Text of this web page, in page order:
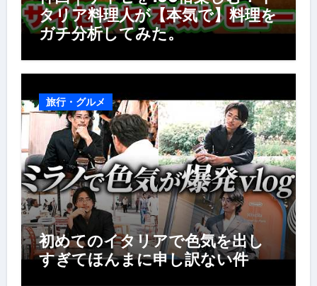
タリア料理人が【本気で】料理を
ガチ分析してみた。
旅行・グルメ
初めてのイタリアで色気を出し
すぎてほんまに申し訳ない件